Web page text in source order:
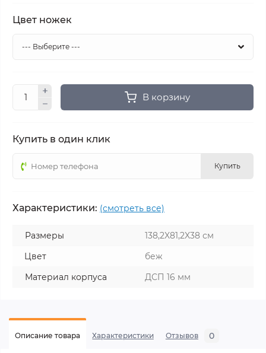
Цвет ножек
В корзину
Купить в один клик
Купить
Характеристики: (смотреть все)
Размеры
138,2X81,2X38 см
Цвет
беж
Материал корпуса
ДСП 16 мм
Описание товара Характеристики Отзывов 0